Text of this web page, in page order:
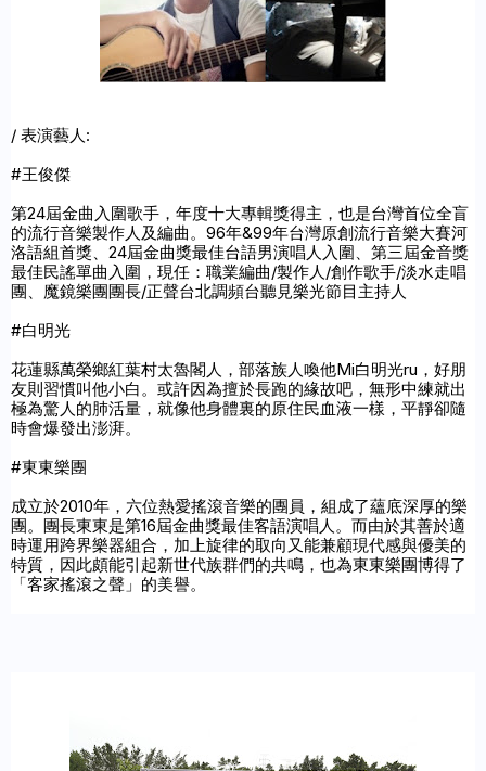
/ 表演藝人:
#王俊傑
第24屆金曲入圍歌手，年度十大專輯獎得主，也是台灣首位全盲
的流行音樂製作人及編曲。96年&99年台灣原創流行音樂大賽河
洛語組首獎、24屆金曲獎最佳台語男演唱人入圍、第三屆金音獎
最佳民謠單曲入圍，現任：職業編曲/製作人/創作歌手/淡水走唱
團、魔鏡樂團團長/正聲台北調頻台聽見樂光節目主持人
#白明光
花蓮縣萬榮鄉紅葉村太魯閣人，部落族人喚他Mi白明光ru，好朋
友則習慣叫他小白。或許因為擅於長跑的緣故吧，無形中練就出
極為驚人的肺活量，就像他身體裏的原住民血液一樣，平靜卻隨
時會爆發出澎湃。
#東東樂團
成立於2010年，六位熱愛搖滾音樂的團員，組成了蘊底深厚的樂
團。團長東東是第16屆金曲獎最佳客語演唱人。而由於其善於適
時運用跨界樂器組合，加上旋律的取向又能兼顧現代感與優美的
特質，因此頗能引起新世代族群們的共鳴，也為東東樂團博得了
「客家搖滾之聲」的美譽。